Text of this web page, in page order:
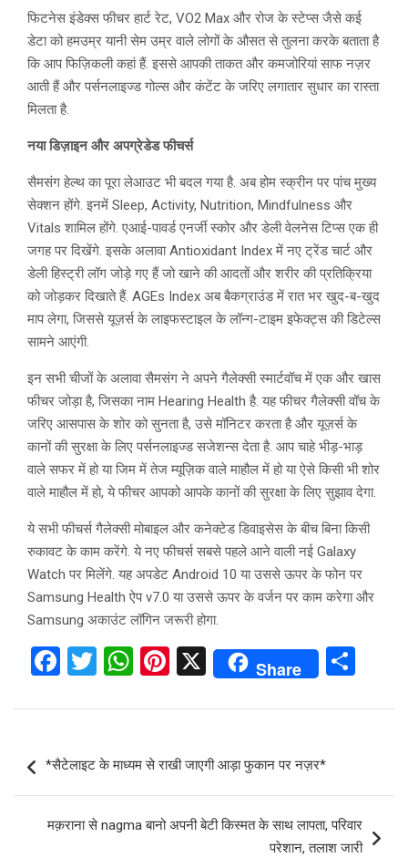
फिटनेस इंडेक्स फीचर हार्ट रेट, VO2 Max और रोज के स्टेप्स जैसे कई
डेटा को हमउम्र यानी सेम उम्र वाले लोगों के औसत से तुलना करके बताता है
कि आप फिज़िकली कहां हैं. इससे आपकी ताकत और कमजोरियां साफ नज़र
आती हैं और पर्सनलाइज्ड गोल्स और कंटेंट के जरिए लगातार सुधार का रास्ता
मिलता है.
नया डिज़ाइन और अपग्रेडेड फीचर्स
सैमसंग हेल्थ का पूरा लेआउट भी बदल गया है. अब होम स्क्रीन पर पांच मुख्य
सेक्शन होंगे. इनमें Sleep, Activity, Nutrition, Mindfulness और
Vitals शामिल होंगे. एआई-पावर्ड एनर्जी स्कोर और डेली वेलनेस टिप्स एक ही
जगह पर दिखेंगे. इसके अलावा Antioxidant Index में नए ट्रेंड चार्ट और
डेली हिस्ट्री लॉग जोड़े गए हैं जो खाने की आदतों और शरीर की प्रतिक्रिया
को जोड़कर दिखाते हैं. AGEs Index अब बैकग्राउंड में रात भर खुद-ब-खुद
माप लेगा, जिससे यूज़र्स के लाइफस्टाइल के लॉन्ग-टाइम इफेक्ट्स की डिटेल्स
सामने आएंगी.
इन सभी चीजों के अलावा सैमसंग ने अपने गैलेक्सी स्मार्टवॉच में एक और खास
फीचर जोड़ा है, जिसका नाम Hearing Health है. यह फीचर गैलेक्सी वॉच के
जरिए आसपास के शोर को सुनता है, उसे मॉनिटर करता है और यूज़र्स के
कानों की सुरक्षा के लिए पर्सनलाइज्ड सजेशन्स देता है. आप चाहे भीड़-भाड़
वाले सफर में हो या जिम में तेज म्यूज़िक वाले माहौल में हो या ऐसे किसी भी शोर
वाले माहौल में हो, ये फीचर आपको आपके कानों की सुरक्षा के लिए सुझाव देगा.
ये सभी फीचर्स गैलेक्सी मोबाइल और कनेक्टेड डिवाइसेस के बीच बिना किसी
रुकावट के काम करेंगे. ये नए फीचर्स सबसे पहले आने वाली नई Galaxy
Watch पर मिलेंगे. यह अपडेट Android 10 या उससे ऊपर के फोन पर
Samsung Health ऐप v7.0 या उससे ऊपर के वर्जन पर काम करेगा और
Samsung अकाउंट लॉगिन जरूरी होगा.
F
ce
b
o
o
k
T
tt
er
W
at
A
p
p
Pi
er
es
t
X Share
ar
navigation
*सैटेलाइट के माध्यम से राखी जाएगी आड़ा फुकान पर नज़र*
मक़राना से nagma बानो अपनी बेटी किस्मत के साथ लापता, परिवार
परेशान, तलाश जारी